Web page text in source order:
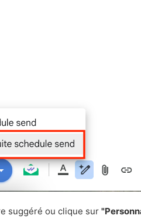
suggéré ou clique sur